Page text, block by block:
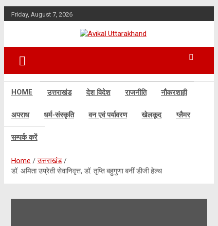
Skip
to
Friday, August 7, 2026
Avikal Uttarakhand
HOME उत्तराखंड देश विदेश राजनीति नौकरशाही
अपराध धर्म-संस्कृति वन एवं पर्यावरण खेलकूद ग्लैमर
सम्पर्क करें
Home
उत्तराखंड
डॉ. अमिता उप्रेती सेवानिवृत्त, डॉ. तृप्ति बहुगुणा बनीं डीजी हेल्थ